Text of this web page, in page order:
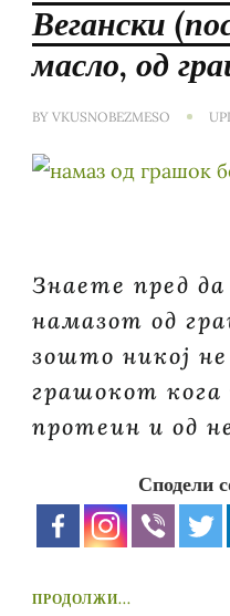
Вегански
масло, од
BY VKUSNOBEZMESO
Знаете пред
намазот од
зошто никој
грашокот кога
протеин и од
Сподели
ПРОДОЛЖИ...